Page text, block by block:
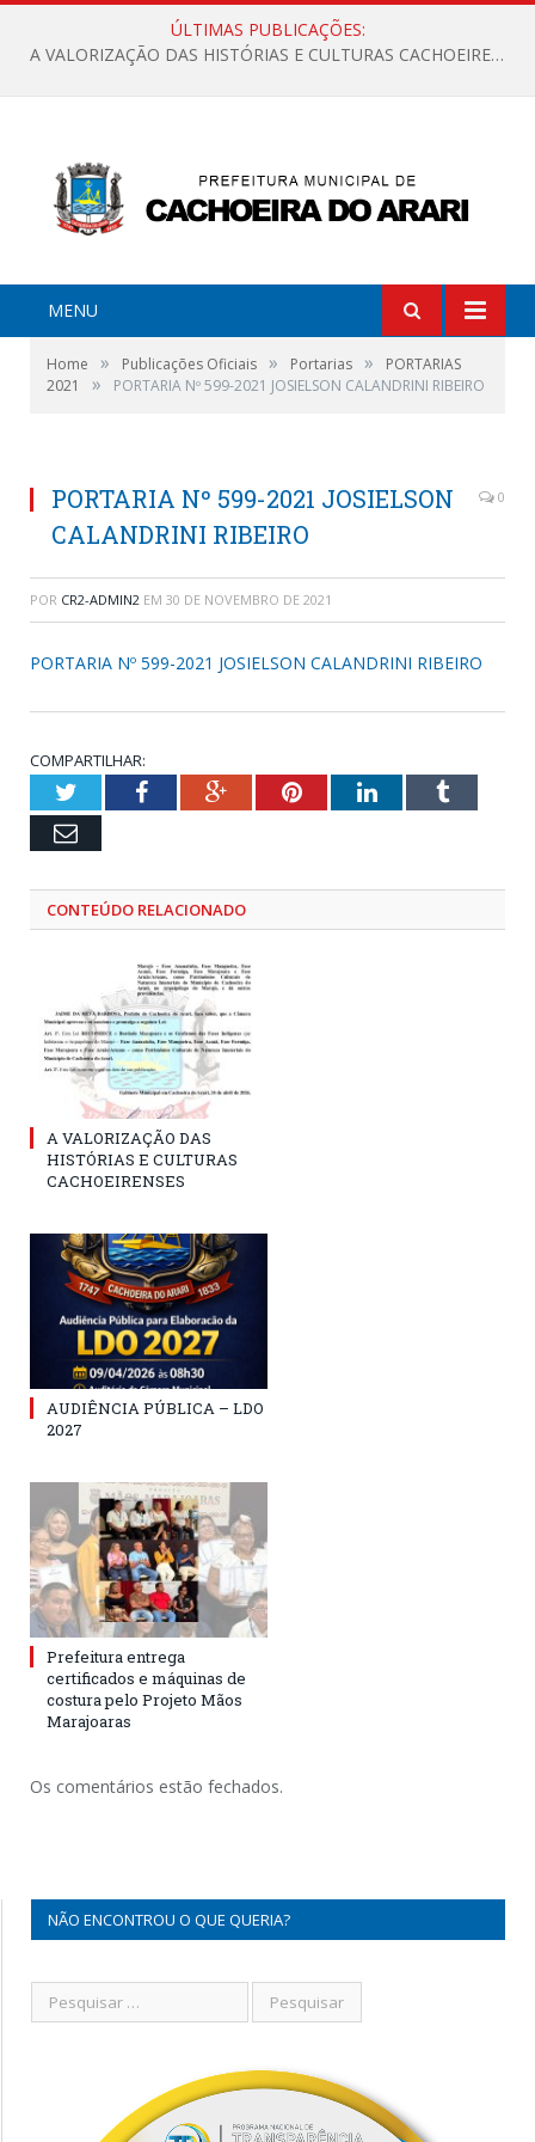
ÚLTIMAS PUBLICAÇÕES:
A VALORIZAÇÃO DAS HISTÓRIAS E CULTURAS CACHOEIRENSES
MENU
Home » Publicações Oficiais » Portarias »
PORTARIAS
2021
» PORTARIA Nº 599-2021 JOSIELSON CALANDRINI RIBEIRO
PORTARIA Nº 599-2021 JOSIELSON
CALANDRINI RIBEIRO
0
POR CR2-ADMIN2 EM 30 DE NOVEMBRO DE 2021
PORTARIA Nº 599-2021 JOSIELSON CALANDRINI RIBEIRO
COMPARTILHAR:
TwitterFacebookGoogle+PinterestLinkedInTumblr
Email
CONTEÚDO RELACIONADO
A VALORIZAÇÃO DAS
HISTÓRIAS E CULTURAS
CACHOEIRENSES
AUDIÊNCIA PÚBLICA – LDO
2027
Prefeitura entrega
certificados e máquinas de
costura pelo Projeto Mãos
Marajoaras
Os comentários estão fechados.
NÃO ENCONTROU O QUE QUERIA?